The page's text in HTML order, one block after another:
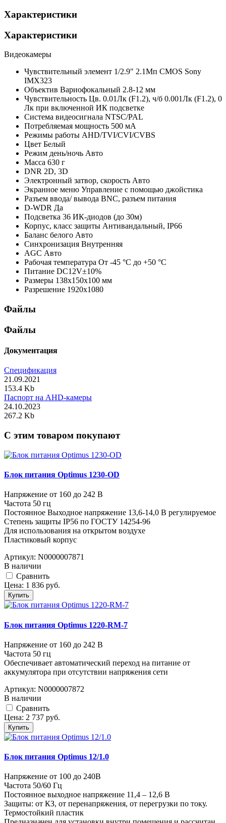
Характеристики
Характеристики
Видеокамеры
Чувствительный элемент 1/2.9" 2.1Мп CMOS Sony
IMX323
Объектив Вариофокальный 2.8-12 мм
Чувствительность Цв. 0.01Лк (F1.2), ч/б 0.001Лк (F1.2), 0
Лк при включенной ИК подсветке
Система видеосигнала NTSC/PAL
Потребляемая мощность 500 мА
Режимы работы AHD/TVI/CVI/CVBS
Цвет Белый
Режим день/ночь Авто
Масса 630 г
DNR 2D, 3D
Электронный затвор, скорость Авто
Экранное меню Управление с помощью джойстика
Разъем ввода/ вывода BNC, разъем питания
D-WDR Да
Подсветка 36 ИК-диодов (до 30м)
Корпус, класс защиты Антивандальный, IP66
Баланс белого Авто
Синхронизация Внутренняя
AGC Авто
Рабочая температура От -45 °С до +50 °С
Питание DC12V±10%
Размеры 138х150х100 мм
Разрешение 1920x1080
Файлы
Файлы
Документация
Спецификация
21.09.2021
153.4 Kb
Паспорт на AHD-камеры
24.10.2023
267.2 Kb
C этим товаром покупают
Блок питания Optimus 1230-OD
Напряжение от 160 до 242 В
Частота 50 гц
Постоянное Выходное напряжение 13,6-14,0 В регулируемое
Степень защиты IP56 по ГОСТУ 14254-96
Для использования на открытом воздухе
Пластиковый корпус
Артикул: N0000007871
В наличии
Cравнить
Цена: 1 836 руб.
Купить
Блок питания Optimus 1220-RM-7
Напряжение от 160 до 242 В
Частота 50 гц
Обеспечивает автоматический переход на питание от
аккумулятора при отсутствии напряжения сети
Артикул: N0000007872
В наличии
Cравнить
Цена: 2 737 руб.
Купить
Блок питания Optimus 12/1.0
Напряжение от 100 до 240В
Частота 50/60 Гц
Постоянное выходное напряжение 11,4 – 12,6 В
Защиты: от КЗ, от перенапряжения, от перегрузки по току.
Термостойкий пластик